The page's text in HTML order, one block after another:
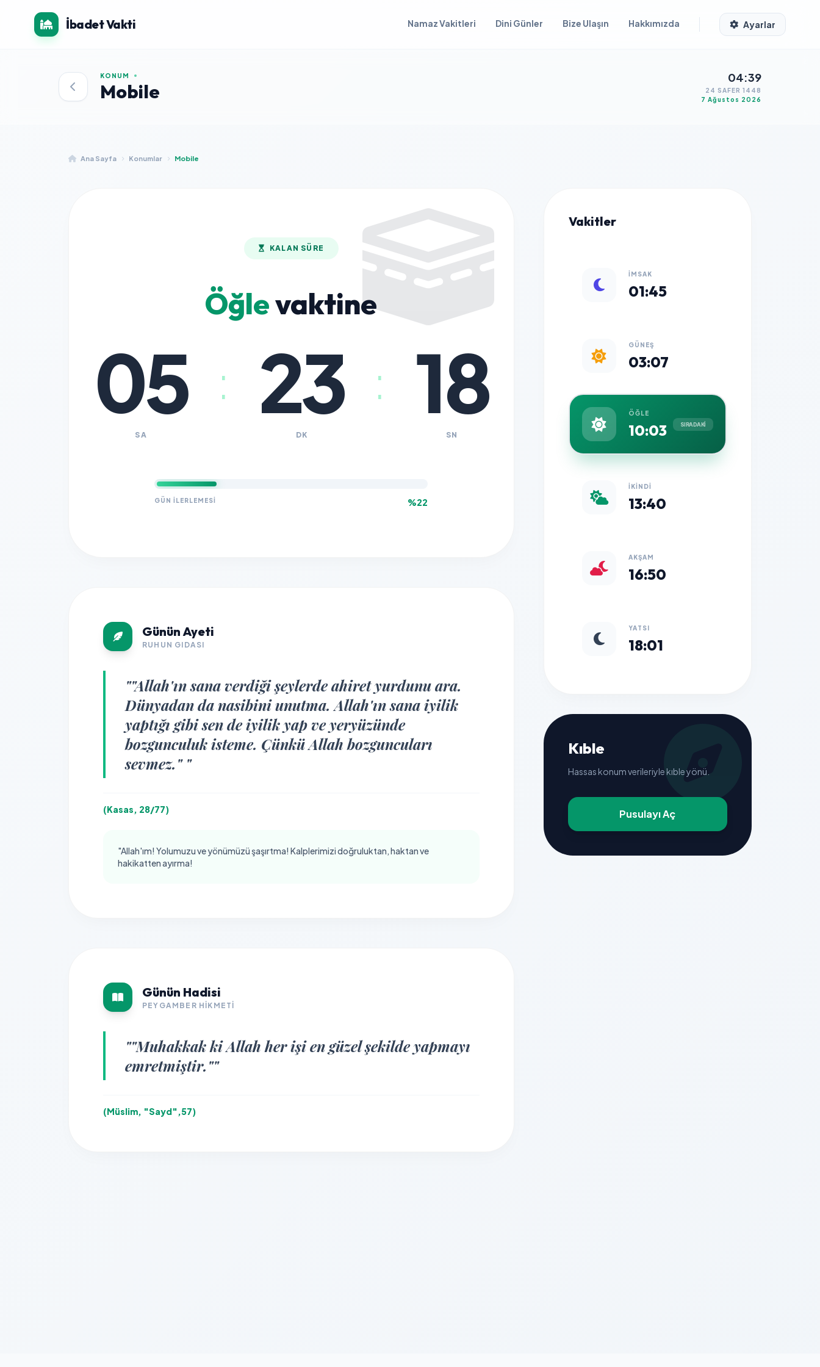
İbadet Vakti Namaz Vakitleri Dini Günler Bize Ulaşın Hakkımızda Ayarlar
KONUM
Mobile
04:39
24 SAFER 1448
7 Ağustos 2026
Ana Sayfa Konumlar Mobile
KALAN SÜRE
Öğlevaktine
05
SA
: 23
DK
: 17
SN
GÜN İLERLEMESI %22
Günün Ayeti
RUHUN GIDASI
""Allah'ın sana verdiği şeylerde ahiret yurdunu ara.
Dünyadan da nasibini unutma. Allah'ın sana iyilik
yaptığı gibi sen de iyilik yap ve yeryüzünde
bozgunculuk isteme. Çünkü Allah bozguncuları
sevmez." "
(Kasas, 28/77)
"Allah'ım! Yolumuzu ve yönümüzü şaşırtma! Kalplerimizi doğruluktan, haktan ve
hakikatten ayırma!
Günün Hadisi
PEYGAMBER HIKMETI
""Muhakkak ki Allah her işi en güzel şekilde yapmayı
emretmiştir.""
(Müslim, "Sayd",57)
Vakitler
İMSAK
01:45
GÜNEŞ
03:07
ÖĞLE
10:03 SIRADAKİ
İKINDI
13:40
AKŞAM
16:50
YATSI
18:01
Kıble
Hassas konum verileriyle kıble yönü.
Pusulayı Aç